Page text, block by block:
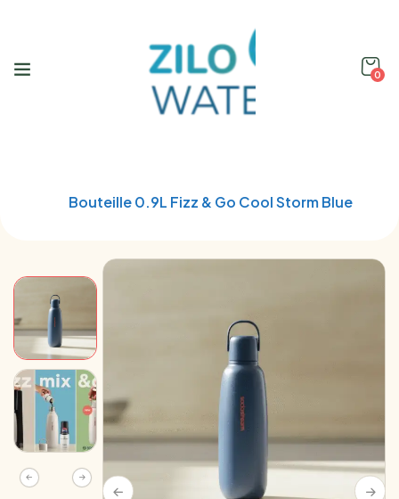
0
Bouteille 0.9L Fizz & Go Cool Storm Blue